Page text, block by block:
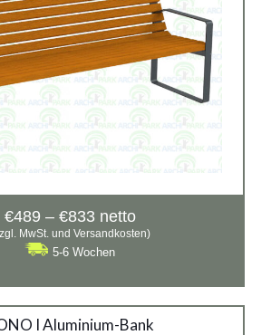
€489 – €833Preisspanne:
€489
bis
netto
MwSt. und Versandkosten)
5-6 Wochen
I Aluminium-Bank